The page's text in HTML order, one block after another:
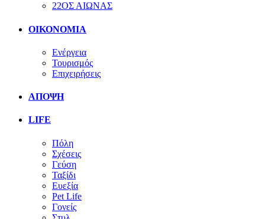
22ΟΣ ΑΙΩΝΑΣ
ΟΙΚΟΝΟΜΙΑ
Ενέργεια
Τουρισμός
Επιχειρήσεις
ΑΠΟΨΗ
LIFE
Πόλη
Σχέσεις
Γεύση
Ταξίδι
Ευεξία
Pet Life
Γονείς